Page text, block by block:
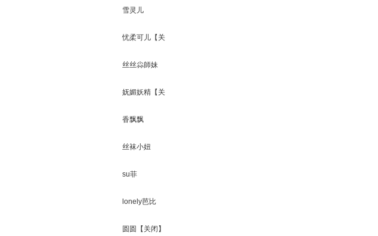
雪灵儿
忧柔可儿【关
闭】
丝丝尛師妹
【关闭】
妩媚妖精【关
闭】
香飘飘
丝袜小妞
su菲
lonely芭比
圆圆【关闭】